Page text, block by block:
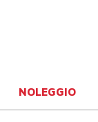
NOLEGGIO